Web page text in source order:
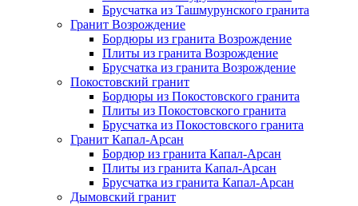
Брусчатка из Ташмурунского гранита
Гранит Возрождение
Бордюры из гранита Возрождение
Плиты из гранита Возрождение
Брусчатка из гранита Возрождение
Покостовский гранит
Бордюры из Покостовского гранита
Плиты из Покостовского гранита
Брусчатка из Покостовского гранита
Гранит Капал-Арсан
Бордюр из гранита Капал-Арсан
Плиты из гранита Капал-Арсан
Брусчатка из гранита Капал-Арсан
Дымовский гранит